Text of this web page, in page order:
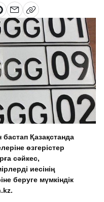
Қазақстанда
өзгерістер
сәйкес,
иесінің
беруге мүмкіндік